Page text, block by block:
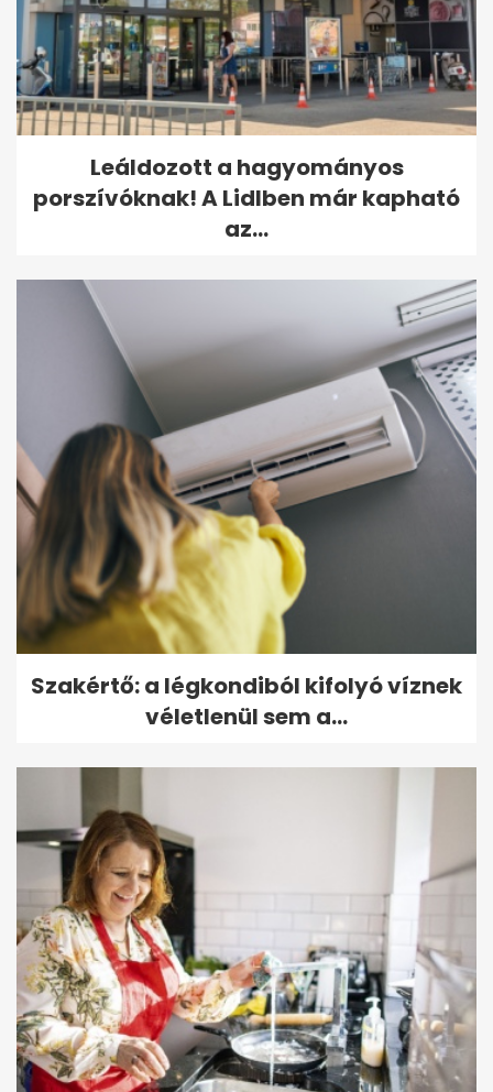
Leáldozott a hagyományos
porszívóknak! A Lidlben már kapható
az...
Szakértő: a légkondiból kifolyó víznek
véletlenül sem a...